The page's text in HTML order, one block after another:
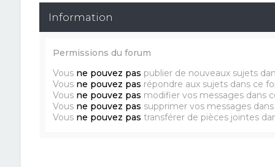
Information
Permissions du forum
Vous ne pouvez pas publier de nouveaux sujets
Vous ne pouvez pas répondre aux sujets dans ce
Vous ne pouvez pas modifier vos messages dans
Vous ne pouvez pas supprimer vos messages
Vous ne pouvez pas transférer de pièces jointes